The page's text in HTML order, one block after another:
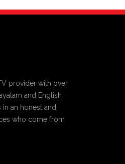
provider with over
and English
an honest and
who come from